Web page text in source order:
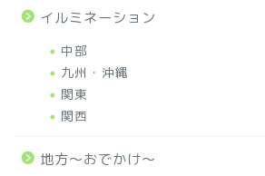
イルミネーション
中部
九州・沖縄
関東
関西
地方～おでかけ～